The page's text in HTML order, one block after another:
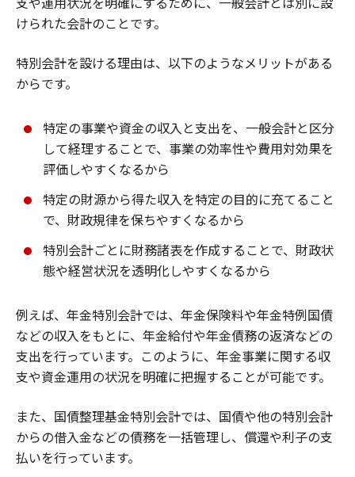
けられた会計のことです。
特別会計を設ける理由は、以下のようなメリットがある
からです。
特定の事業や資金の収入と支出を、一般会計と区分
して経理することで、事業の効率性や費用対効果を
評価しやすくなるから
特定の財源から得た収入を特定の目的に充てること
で、財政規律を保ちやすくなるから
特別会計ごとに財務諸表を作成することで、財政状
態や経営状況を透明化しやすくなるから
例えば、年金特別会計では、年金保険料や年金特例国債
などの収入をもとに、年金給付や年金債務の返済などの
支出を行っています。このように、年金事業に関する収
支や資金運用の状況を明確に把握することが可能です。
また、国債整理基金特別会計では、国債や他の特別会計
からの借入金などの債務を一括管理し、償還や利子の支
払いを行っています。